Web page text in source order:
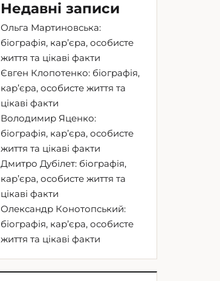
Недавні записи
Ольга Мартиновська:
біографія, кар’єра, особисте
життя та цікаві факти
Євген Клопотенко: біографія,
кар’єра, особисте життя та
цікаві факти
Володимир Яценко:
біографія, кар’єра, особисте
життя та цікаві факти
Дмитро Дубілет: біографія,
кар’єра, особисте життя та
цікаві факти
Олександр Конотопський:
біографія, кар’єра, особисте
життя та цікаві факти